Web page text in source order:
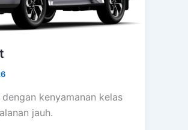
kenyamanan kelas
jauh.